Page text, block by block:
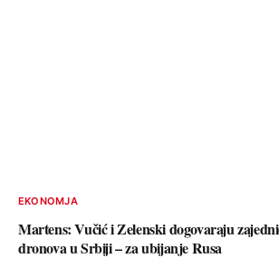
EKONOMJA
Martens: Vučić i Zelenski dogovaraju
dronova u Srbiji – za ubijanje Rusa